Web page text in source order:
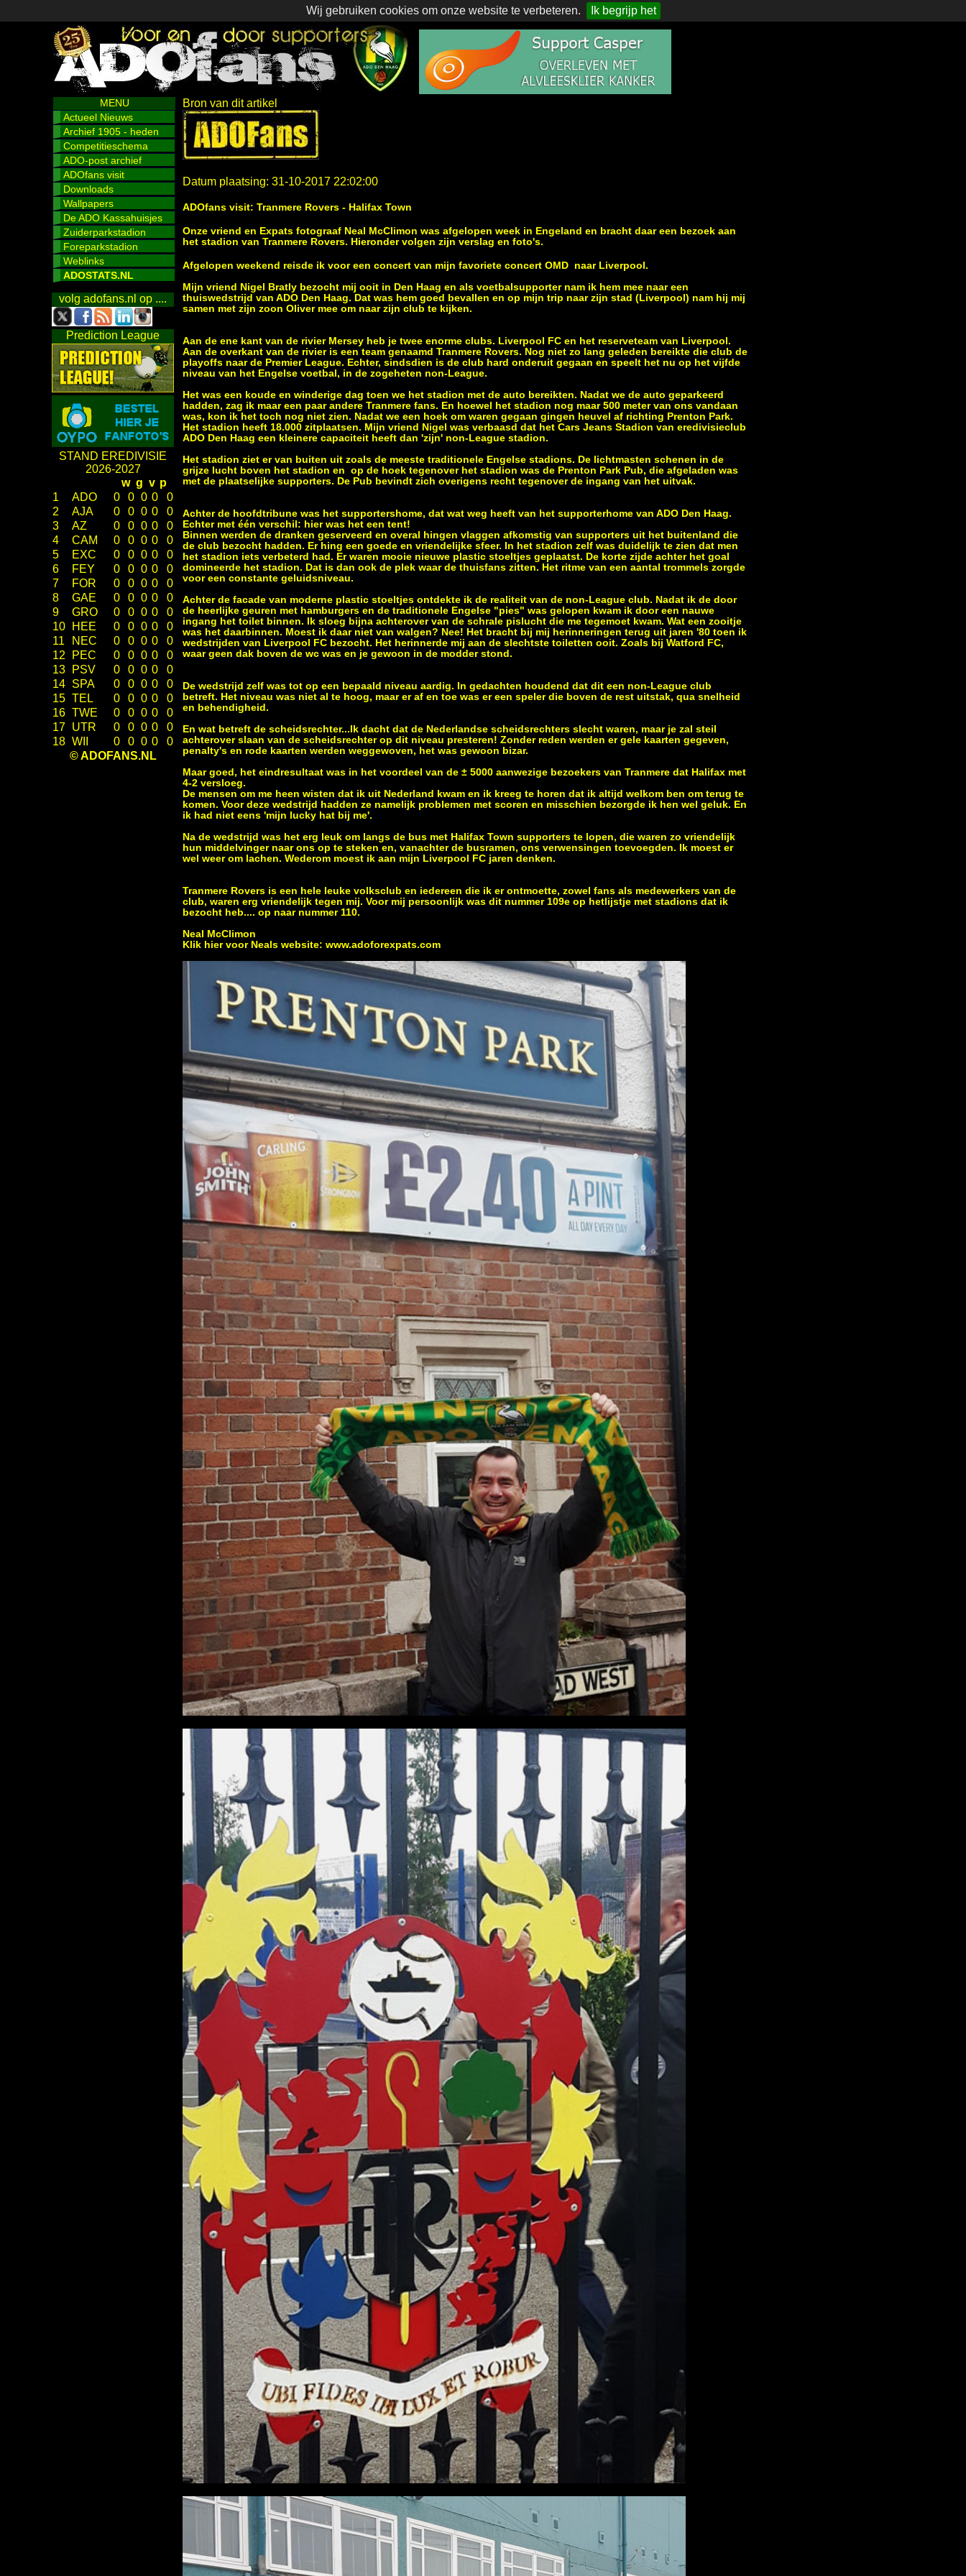
Wij gebruiken cookies om onze website te verbeteren. Ik begrijp het
MENU
Actueel Nieuws
Archief 1905 - heden
Competitieschema
ADO-post archief
ADOfans visit
Downloads
Wallpapers
De ADO Kassahuisjes
Zuiderparkstadion
Foreparkstadion
Weblinks
ADOSTATS.NL
volg adofans.nl op ....
Prediction League
STAND EREDIVISIE
2026-2027
w g v p
1
ADO 0 0 0 0
0
2
AJA 0 0 0 0
0
3
AZ 0 0 0 0
0
4
CAM 0 0 0 0
0
5
EXC 0 0 0 0
0
6
FEY 0 0 0 0
0
7
FOR 0 0 0 0
0
8
GAE 0 0 0 0
0
9
GRO 0 0 0 0
0
10
HEE 0 0 0 0
0
11
NEC 0 0 0 0
0
12
PEC 0 0 0 0
0
13
PSV 0 0 0 0
0
14 SPA 0 0 0 0
0
15 TEL 0 0 0 0
0
16 TWE 0 0 0 0
0
17 UTR 0 0 0 0
0
18 WII 0 0 0 0
0
© ADOFANS.NL
Bron van dit artikel
Datum plaatsing: 31-10-2017 22:02:00
ADOfans visit: Tranmere Rovers - Halifax Town
Onze vriend en Expats fotograaf Neal McClimon was afgelopen week in Engeland en bracht daar een bezoek aan
het stadion van Tranmere Rovers. Hieronder volgen zijn verslag en foto's.
Afgelopen weekend reisde ik voor een concert van mijn favoriete concert OMD naar Liverpool.
Mijn vriend Nigel Bratly bezocht mij ooit in Den Haag en als voetbalsupporter nam ik hem mee naar een
thuiswedstrijd van ADO Den Haag. Dat was hem goed bevallen en op mijn trip naar zijn stad (Liverpool) nam hij mij
samen met zijn zoon Oliver mee om naar zijn club te kijken.
Aan de ene kant van de rivier Mersey heb je twee enorme clubs. Liverpool FC en het reserveteam van Liverpool.
Aan de overkant van de rivier is een team genaamd Tranmere Rovers. Nog niet zo lang geleden bereikte die club de
playoffs naar de Premier League. Echter, sindsdien is de club hard onderuit gegaan en speelt het nu op het vijfde
niveau van het Engelse voetbal, in de zogeheten non-League.
Het was een koude en winderige dag toen we het stadion met de auto bereikten. Nadat we de auto geparkeerd
hadden, zag ik maar een paar andere Tranmere fans. En hoewel het stadion nog maar 500 meter van ons vandaan
was, kon ik het toch nog niet zien. Nadat we een hoek om waren gegaan gingen heuvel af richting Prenton Park.
Het stadion heeft 18.000 zitplaatsen. Mijn vriend Nigel was verbaasd dat het Cars Jeans Stadion van eredivisieclub
ADO Den Haag een kleinere capaciteit heeft dan 'zijn' non-League stadion.
Het stadion ziet er van buiten uit zoals de meeste traditionele Engelse stadions. De lichtmasten schenen in de
grijze lucht boven het stadion en op de hoek tegenover het stadion was de Prenton Park Pub, die afgeladen was
met de plaatselijke supporters. De Pub bevindt zich overigens recht tegenover de ingang van het uitvak.
Achter de hoofdtribune was het supportershome, dat wat weg heeft van het supporterhome van ADO Den Haag.
Echter met één verschil: hier was het een tent!
Binnen werden de dranken geserveerd en overal hingen vlaggen afkomstig van supporters uit het buitenland die
de club bezocht hadden. Er hing een goede en vriendelijke sfeer. In het stadion zelf was duidelijk te zien dat men
het stadion iets verbeterd had. Er waren mooie nieuwe plastic stoeltjes geplaatst. De korte zijde achter het goal
domineerde het stadion. Dat is dan ook de plek waar de thuisfans zitten. Het ritme van een aantal trommels zorgde
voor een constante geluidsniveau.
Achter de facade van moderne plastic stoeltjes ontdekte ik de realiteit van de non-League club. Nadat ik de door
de heerlijke geuren met hamburgers en de traditionele Engelse "pies" was gelopen kwam ik door een nauwe
ingang het toilet binnen. Ik sloeg bijna achterover van de schrale pislucht die me tegemoet kwam. Wat een zooitje
was het daarbinnen. Moest ik daar niet van walgen? Nee! Het bracht bij mij herinneringen terug uit jaren '80 toen ik
wedstrijden van Liverpool FC bezocht. Het herinnerde mij aan de slechtste toiletten ooit. Zoals bij Watford FC,
waar geen dak boven de wc was en je gewoon in de modder stond.
De wedstrijd zelf was tot op een bepaald niveau aardig. In gedachten houdend dat dit een non-League club
betreft. Het niveau was niet al te hoog, maar er af en toe was er een speler die boven de rest uitstak, qua snelheid
en behendigheid.
En wat betreft de scheidsrechter...Ik dacht dat de Nederlandse scheidsrechters slecht waren, maar je zal steil
achterover slaan van de scheidsrechter op dit niveau presteren! Zonder reden werden er gele kaarten gegeven,
penalty's en rode kaarten werden weggewoven, het was gewoon bizar.
Maar goed, het eindresultaat was in het voordeel van de ± 5000 aanwezige bezoekers van Tranmere dat Halifax met
4-2 versloeg.
De mensen om me heen wisten dat ik uit Nederland kwam en ik kreeg te horen dat ik altijd welkom ben om terug te
komen. Voor deze wedstrijd hadden ze namelijk problemen met scoren en misschien bezorgde ik hen wel geluk. En
ik had niet eens 'mijn lucky hat bij me'.
Na de wedstrijd was het erg leuk om langs de bus met Halifax Town supporters te lopen, die waren zo vriendelijk
hun middelvinger naar ons op te steken en, vanachter de busramen, ons verwensingen toevoegden. Ik moest er
wel weer om lachen. Wederom moest ik aan mijn Liverpool FC jaren denken.
Tranmere Rovers is een hele leuke volksclub en iedereen die ik er ontmoette, zowel fans als medewerkers van de
club, waren erg vriendelijk tegen mij. Voor mij persoonlijk was dit nummer 109e op hetlijstje met stadions dat ik
bezocht heb.... op naar nummer 110.
Neal McClimon
Klik hier voor Neals website: www.adoforexpats.com